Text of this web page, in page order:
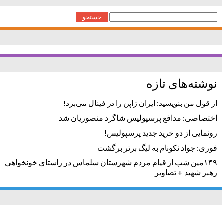
جستجو
برای:
نوشته‌های تازه
از قول من بنویسید: ایران ژاپن را در فینال می‌برد!
اختصاصی: مدافع پرسپولیس شاگرد منصوریان شد
رونمایی از دو خرید جدید پرسپولیس!
فوری: جواد نکونام به لیگ برتر برگشت
۱۴۹مین شب از قیام مردم شهرستان سلماس در راستای خونخواهی
رهبر شهید + تصاویر